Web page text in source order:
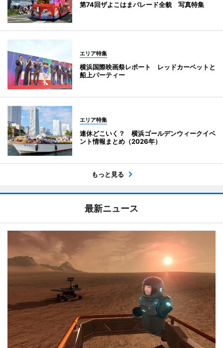
第74回ザよこはまパレード全貌 写真特集
エリア特集
横浜国際映画祭レポート レッドカーペットと
船上パーティー
エリア特集
連休どこいく？ 横浜ゴールデンウィークイベ
ント情報まとめ（2026年）
もっと見る
最新ニュース